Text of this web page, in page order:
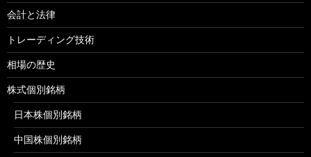
会計と法律
トレーディング技術
相場の歴史
株式個別銘柄
日本株個別銘柄
中国株個別銘柄